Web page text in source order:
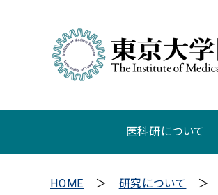
医科研について
HOME 研究について